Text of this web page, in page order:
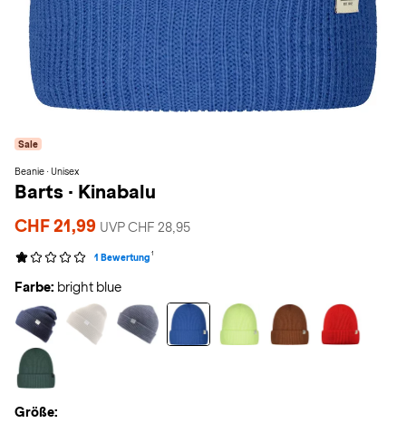
Sale
Beanie · Unisex
Barts · Kinabalu
CHF 21,99 UVP CHF 28,95
1 Bewertung 1
Farbe: bright blue
Größe: